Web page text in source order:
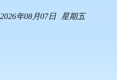
2026年08月07日 星期五